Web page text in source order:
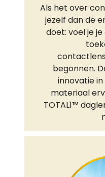
Als het over
jezelf dan de
doet: voel je
begonnen.
innovatie
materiaal
TOTAL1™